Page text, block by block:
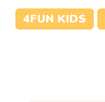
4FUN KIDS